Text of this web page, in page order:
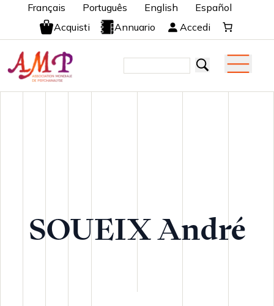
Français Português English
Español
Acquisti
Annuario Accedi
SOUEIX André